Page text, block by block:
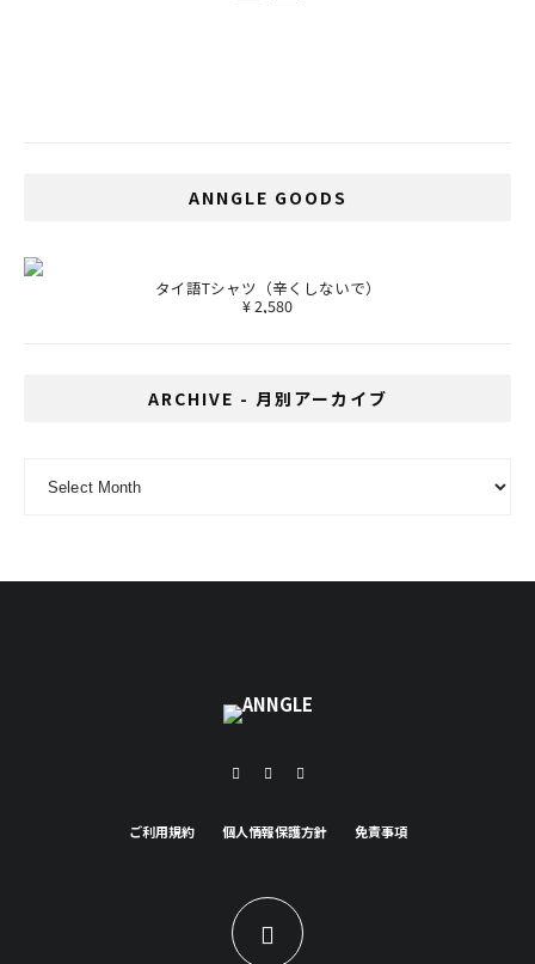
ANNGLE GOODS
タイ語Tシャツ（辛くしないで）
¥ 2,580
ARCHIVE - 月別アーカイブ
ご利用規約 個人情報保護方針 免責事項